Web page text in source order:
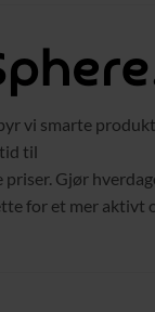
vi smarte
til
Gjør
for et mer aktivt